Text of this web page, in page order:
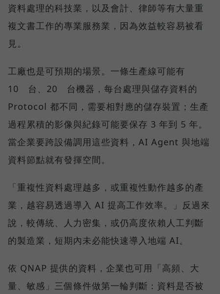
資料處理的科技業，以及會計、律師等有大量重
複文書工作的專業服務業，因為效益較容易被看
見。
工廠也是可預期的場景。一條生產線可能有
10 台、20 台機器，每台處理與儲存資料的
Protocol 都不同，需要相對應的儲存裝置；生產
過程累積的影像與紀錄可能要保存 3 年到 5 年。
當企業要跨設備調用這些資料，AI Agent 與地端
資料節點就有發揮空間。
「重複性資料處理越多，或重複性動作越多的產
業，越容易透過導入 AI 提高工作效率。」反過來
說，較傳統、人力密集，或仍高度依賴人工判斷
的製造業，短期內未必能快速導入地端 AI。
依 QNAP 提供的資料，企業也可用「高頻、大
量、敏感」三個條件做第一輪判斷：資料是否被